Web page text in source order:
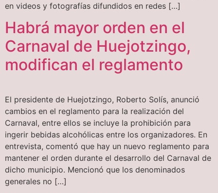
en videos y fotografías difundidos en redes […]
Habrá mayor orden en el
Carnaval de Huejotzingo,
modifican el reglamento
El presidente de Huejotzingo, Roberto Solís, anunció
cambios en el reglamento para la realización del
Carnaval, entre ellos se incluye la prohibición para
ingerir bebidas alcohólicas entre los organizadores. En
entrevista, comentó que hay un nuevo reglamento para
mantener el orden durante el desarrollo del Carnaval de
dicho municipio. Mencionó que los denominados
generales no […]